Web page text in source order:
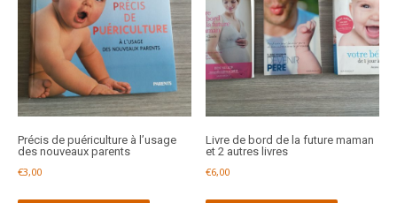
Précis de puériculture à l’usage
des nouveaux parents
€3,00
Livre de bord de la future maman
et 2 autres livres
€6,00